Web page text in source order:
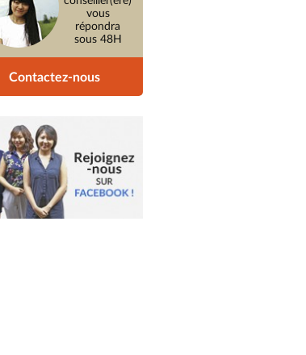
vous
répondra
sous 48H
Contactez-nous